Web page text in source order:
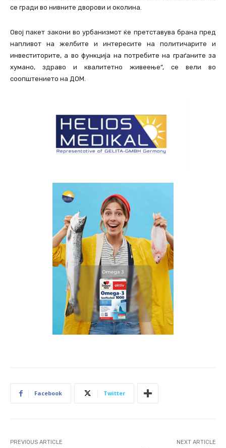
се гради во нивните дворови и околина.
Овој пакет закони во урбанизмот ќе претставува брана пред
напливот на желбите и интересите на политичарите и
инвеститорите, а во функција на потребите на граѓаните за
хумано, здраво и квалитетно живеење“, се вели во
соопштението на ДОМ.
Facebook Twitter
PREVIOUS ARTICLE NEXT ARTICLE